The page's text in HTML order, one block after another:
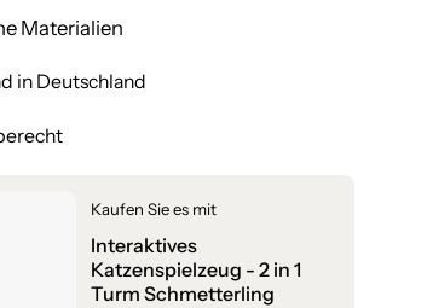
Materialien
in Deutschland
Kaufen Sie es mit
Interaktives
Katzenspielzeug - 2 in 1
Turm Schmetterling